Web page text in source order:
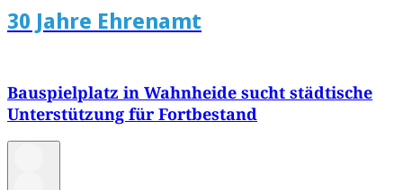
30 Jahre Ehrenamt
Bauspielplatz in Wahnheide sucht städtische
Unterstützung für Fortbestand